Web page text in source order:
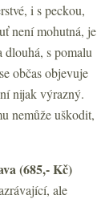
i s peckou,
není mohutná, je
dlouhá, s pomalu
občas objevuje
nijak výrazný.
nemůže uškodit,
(685,- Kč)
ale